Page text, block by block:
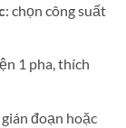
: chọn công suất
1 pha, thích
đoạn hoặc